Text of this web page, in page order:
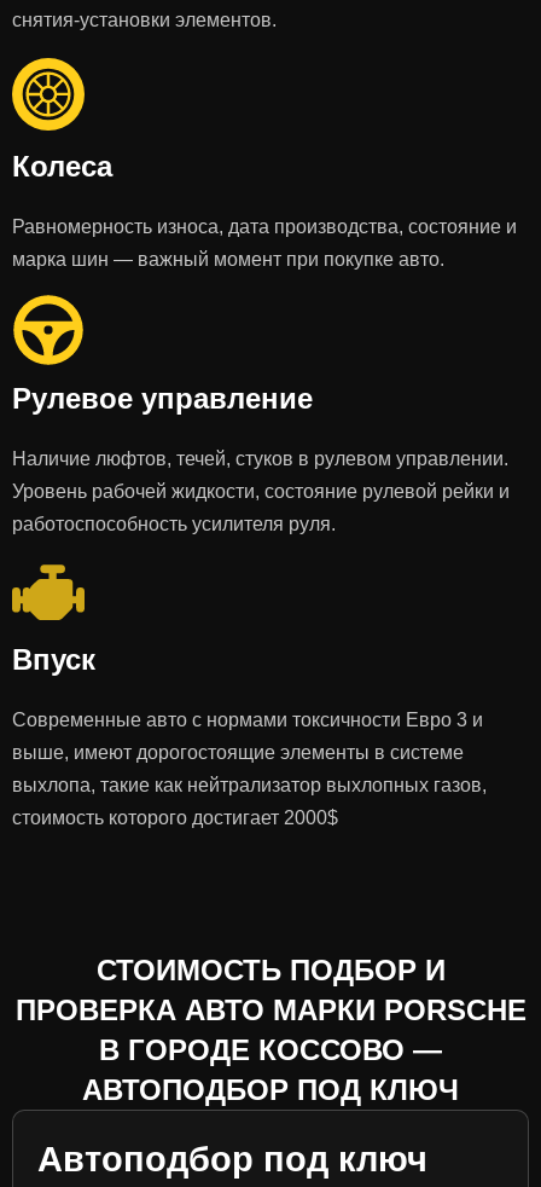
снятия-установки элементов.
Колеса
Равномерность износа, дата производства, состояние и
марка шин — важный момент при покупке авто.
Рулевое управление
Наличие люфтов, течей, стуков в рулевом управлении.
Уровень рабочей жидкости, состояние рулевой рейки и
работоспособность усилителя руля.
Впуск
Современные авто с нормами токсичности Евро 3 и
выше, имеют дорогостоящие элементы в системе
выхлопа, такие как нейтрализатор выхлопных газов,
стоимость которого достигает 2000$
СТОИМОСТЬ ПОДБОР И
ПРОВЕРКА АВТО МАРКИ PORSCHE
В ГОРОДЕ КОССОВО —
АВТОПОДБОР ПОД КЛЮЧ
Автоподбор под ключ